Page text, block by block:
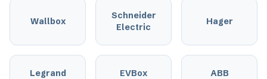
Wallbox
Schneider
Electric
Hager
Legrand EVBox ABB